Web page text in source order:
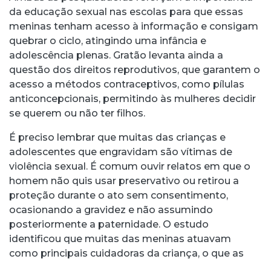
da educação sexual nas escolas para que essas
meninas tenham acesso à informação e consigam
quebrar o ciclo, atingindo uma infância e
adolescência plenas. Gratão levanta ainda a
questão dos direitos reprodutivos, que garantem o
acesso a métodos contraceptivos, como pílulas
anticoncepcionais, permitindo às mulheres decidir
se querem ou não ter filhos.
É preciso lembrar que muitas das crianças e
adolescentes que engravidam são vítimas de
violência sexual. É comum ouvir relatos em que o
homem não quis usar preservativo ou retirou a
proteção durante o ato sem consentimento,
ocasionando a gravidez e não assumindo
posteriormente a paternidade. O estudo
identificou que muitas das meninas atuavam
como principais cuidadoras da criança, o que as